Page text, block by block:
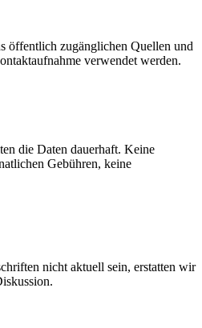
öffentlich zugänglichen Quellen und
verwendet werden.
die Daten dauerhaft. Keine
Gebühren, keine
nicht aktuell sein, erstatten wir